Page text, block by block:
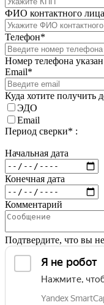
ФИО контактного
Телефон*
Номер телефона
Email*
Куда хотите получить
ЭДО
Email
Период сверки* :
Начальная дата
Конечная дата
Комментарий
Подтвердите, что вы